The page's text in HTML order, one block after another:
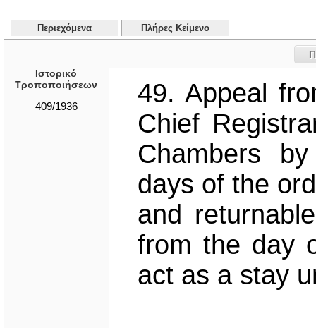
Περιεχόμενα Πλήρες Κείμενο
Ιστορικό
Τροποποιήσεων
409/1936
49. Appeal
Chief
Chambers
days of the
and
from the day
act as a stay